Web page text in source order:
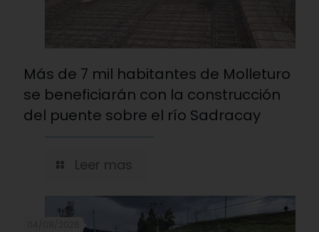
Más de 7 mil habitantes de Molleturo
se beneficiarán con la construcción
del puente sobre el río Sadracay
Leer mas